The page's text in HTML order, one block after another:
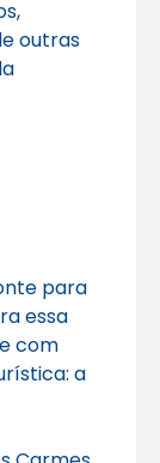
outras
para
essa
com
a